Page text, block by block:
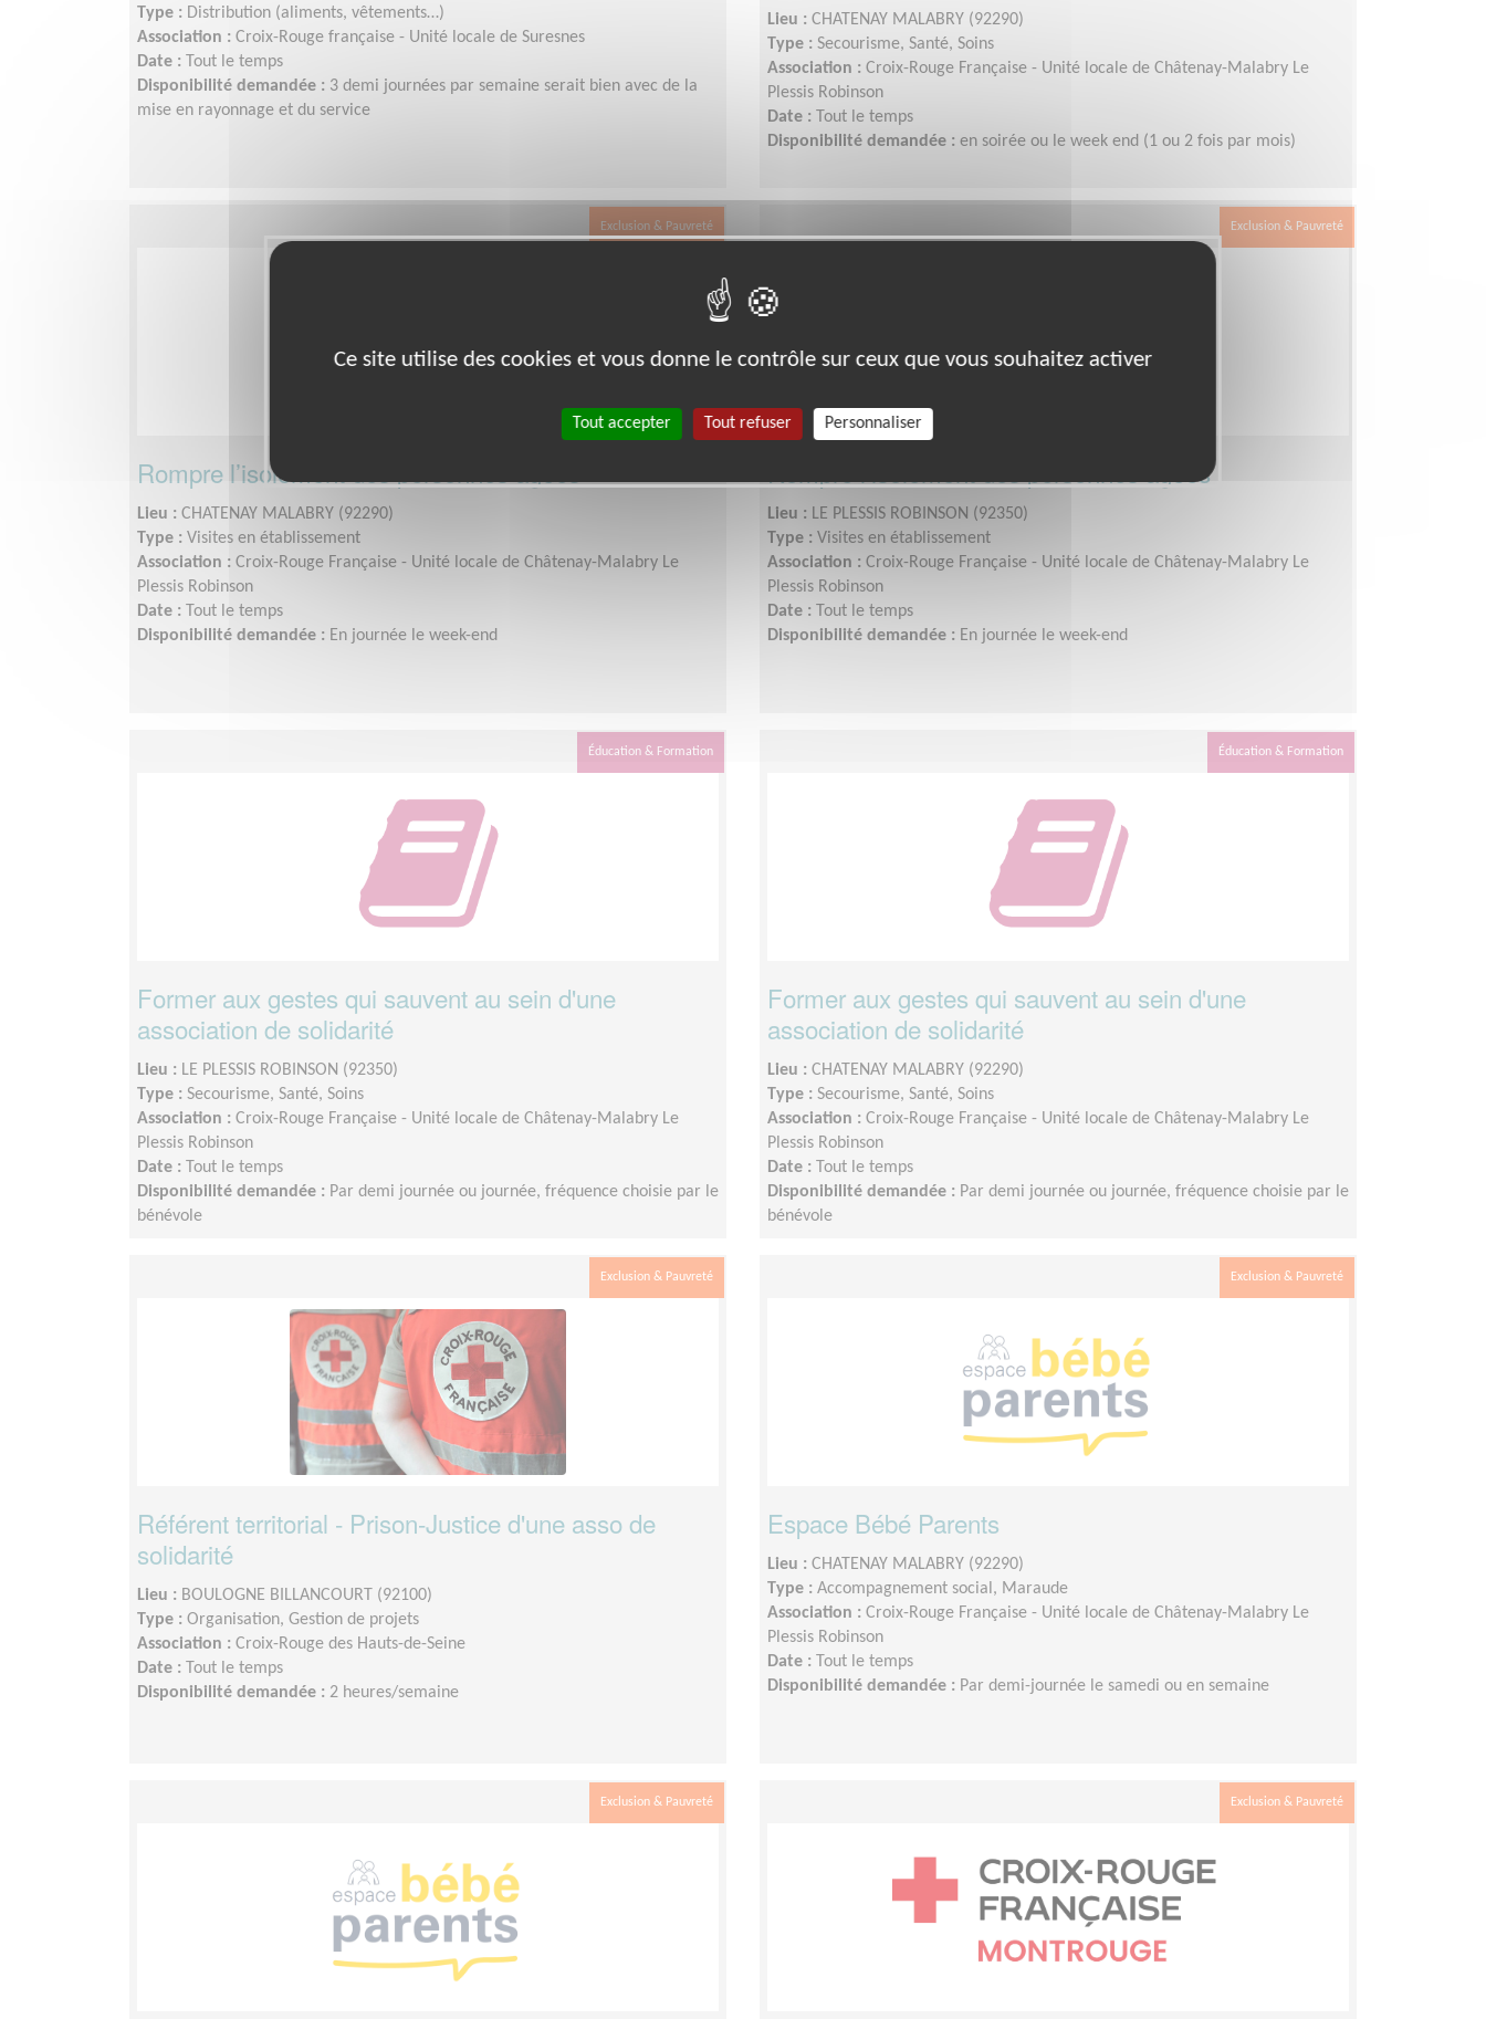
Type : Distribution (aliments, vêtements…)
Association : Croix-Rouge française - Unité locale de Suresnes
Date :
Tout le temps
Disponibilité demandée : 3 demi journées par semaine serait bien avec de la
mise en rayonnage et du service
Lieu : CHATENAY MALABRY (92290)
Type : Secourisme, Santé, Soins
Association : Croix-Rouge Française - Unité locale de Châtenay-Malabry Le
Plessis Robinson
Date :
Tout le temps
Disponibilité demandée : en soirée ou le week end (1 ou 2 fois par mois)
Exclusion & Pauvreté
Rompre l’isolement des personnes âgées
Lieu : CHATENAY MALABRY (92290)
Type : Visites en établissement
Association : Croix-Rouge Française - Unité locale de Châtenay-Malabry Le
Plessis Robinson
Date :
Tout le temps
Disponibilité demandée : En journée le week-end
Exclusion & Pauvreté
Rompre l’isolement des personnes âgées
Lieu : LE PLESSIS ROBINSON (92350)
Type : Visites en établissement
Association : Croix-Rouge Française - Unité locale de Châtenay-Malabry Le
Plessis Robinson
Date :
Tout le temps
Disponibilité demandée : En journée le week-end
Éducation & Formation
Former aux gestes qui sauvent au sein d'une
association de solidarité
Lieu : LE PLESSIS ROBINSON (92350)
Type : Secourisme, Santé, Soins
Association : Croix-Rouge Française - Unité locale de Châtenay-Malabry Le
Plessis Robinson
Date :
Tout le temps
Disponibilité demandée : Par demi journée ou journée, fréquence choisie par le
bénévole
Éducation & Formation
Former aux gestes qui sauvent au sein d'une
association de solidarité
Lieu : CHATENAY MALABRY (92290)
Type : Secourisme, Santé, Soins
Association : Croix-Rouge Française - Unité locale de Châtenay-Malabry Le
Plessis Robinson
Date :
Tout le temps
Disponibilité demandée : Par demi journée ou journée, fréquence choisie par le
bénévole
Exclusion & Pauvreté
Référent territorial - Prison-Justice d'une asso de
solidarité
Lieu : BOULOGNE BILLANCOURT (92100)
Type : Organisation, Gestion de projets
Association : Croix-Rouge des Hauts-de-Seine
Date :
Tout le temps
Disponibilité demandée : 2 heures/semaine
Exclusion & Pauvreté
Espace Bébé Parents
Lieu : CHATENAY MALABRY (92290)
Type : Accompagnement social, Maraude
Association : Croix-Rouge Française - Unité locale de Châtenay-Malabry Le
Plessis Robinson
Date :
Tout le temps
Disponibilité demandée : Par demi-journée le samedi ou en semaine
Exclusion & Pauvreté Exclusion & Pauvreté
Ce site utilise des cookies et vous donne le contrôle sur ceux que vous souhaitez activer
Tout accepter Tout refuser Personnaliser